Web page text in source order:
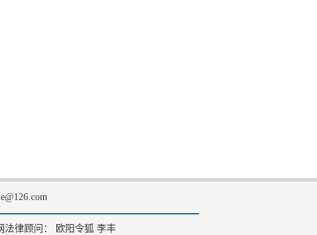
法律顾问： 欧阳令狐 李丰